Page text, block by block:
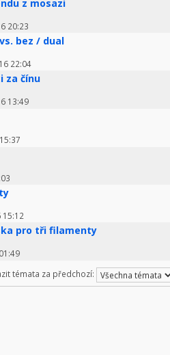
z mosazi
20:23
bez / dual
22:04
za čínu
13:49
15:12
pro tři filamenty
témata za předchozí: